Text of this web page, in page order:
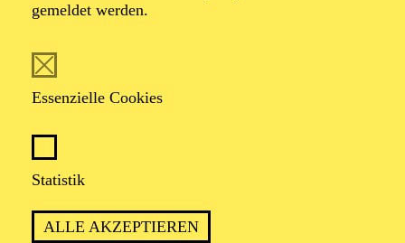
gemeldet werden.
Essenzielle Cookies
Statistik
ALLE AKZEPTIEREN